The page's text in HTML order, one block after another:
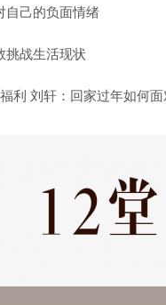
自己的负面情绪
挑战生活现状
利 刘轩：回家过年如何面